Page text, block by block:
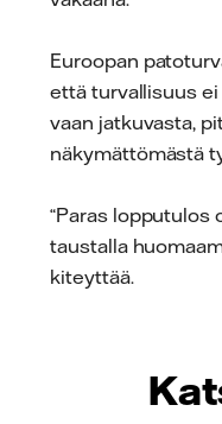
Euroopan
että turvallisuus
vaan jatkuvasta,
näkymättömästä
“Paras lopputulos
taustalla
kiteyttää.